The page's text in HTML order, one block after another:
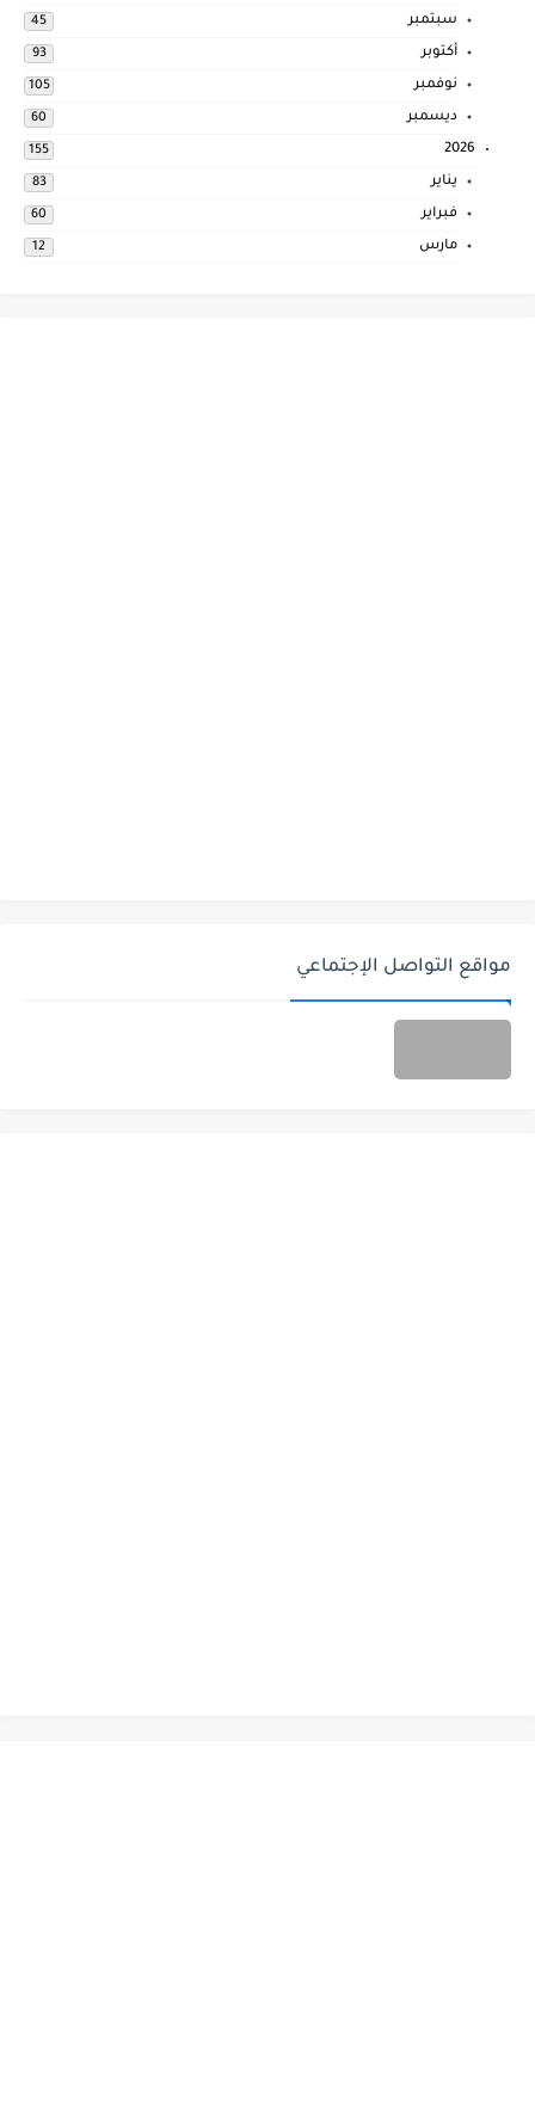
سبتمبر 45
أكتوبر 93
نوفمبر 105
ديسمبر 60
2026
155
يناير 83
فبراير 60
مارس 12
مواقع التواصل الإجتماعي